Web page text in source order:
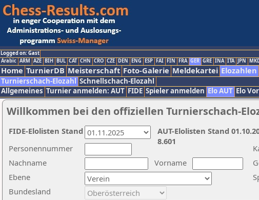
Logged on: Gast
Arabic ARM AZE BIH BUL CAT CHN CRO CZE DEN ENG ESP FAI FIN FRA GER GRE INA ITA JPN
Home TurnierDB Meisterschaft Foto-Galerie Meldekartei Elozahlen
Turnierschach-Elozahl Schnellschach-Elozahl
Allgemeines Turnier anmelden: AUT FIDE Spieler anmelden Elo AUT Elo
Willkommen bei den offiziellen Turnierschach-
Nachname
Vorname
Ebene
Personennummer
Bundesland
AUT-Elolisten Stand
8.601
FIDE-Elolisten Stand